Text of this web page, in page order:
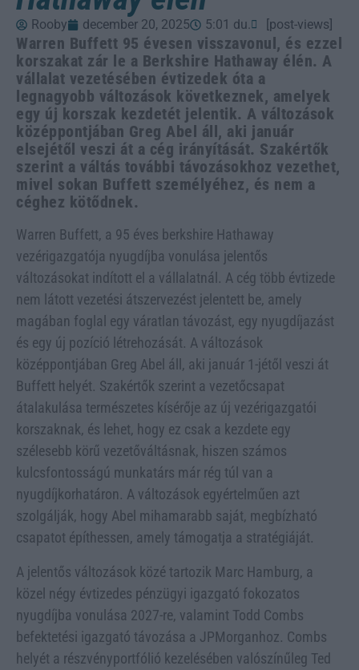
Rooby december 20, 2025 5:01 du. [post-views]
Warren Buffett 95 évesen visszavonul, és ezzel
korszakat zár le a Berkshire Hathaway élén. A
vállalat vezetésében évtizedek óta a
legnagyobb változások következnek, amelyek
egy új korszak kezdetét jelentik. A változások
középpontjában Greg Abel áll, aki január
elsejétől veszi át a cég irányítását. Szakértők
szerint a váltás további távozásokhoz vezethet,
mivel sokan Buffett személyéhez, és nem a
céghez kötődnek.
Warren Buffett, a 95 éves berkshire Hathaway
vezérigazgatója nyugdíjba vonulása jelentős
változásokat indított el a vállalatnál. A cég több évtizede
nem látott vezetési átszervezést jelentett be, amely
magában foglal egy váratlan távozást, egy nyugdíjazást
és egy új pozíció létrehozását. A változások
középpontjában Greg Abel áll, aki január 1-jétől veszi át
Buffett helyét. Szakértők szerint a vezetőcsapat
átalakulása természetes kísérője az új vezérigazgatói
korszaknak, és lehet, hogy ez csak a kezdete egy
szélesebb körű vezetőváltásnak, hiszen számos
kulcsfontosságú munkatárs már rég túl van a
nyugdíjkorhatáron. A változások egyértelműen azt
szolgálják, hogy Abel mihamarabb saját, megbízható
csapatot építhessen, amely támogatja a stratégiáját.
A jelentős változások közé tartozik Marc Hamburg, a
közel négy évtizedes pénzügyi igazgató fokozatos
nyugdíjba vonulása 2027-re, valamint Todd Combs
befektetési igazgató távozása a JPMorganhoz. Combs
helyét a részvényportfólió kezelésében valószínűleg Ted